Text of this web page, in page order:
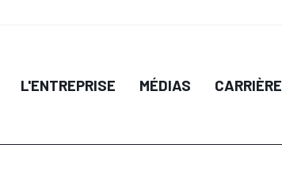
L'ENTREPRISE MÉDIAS CARRIÈRE